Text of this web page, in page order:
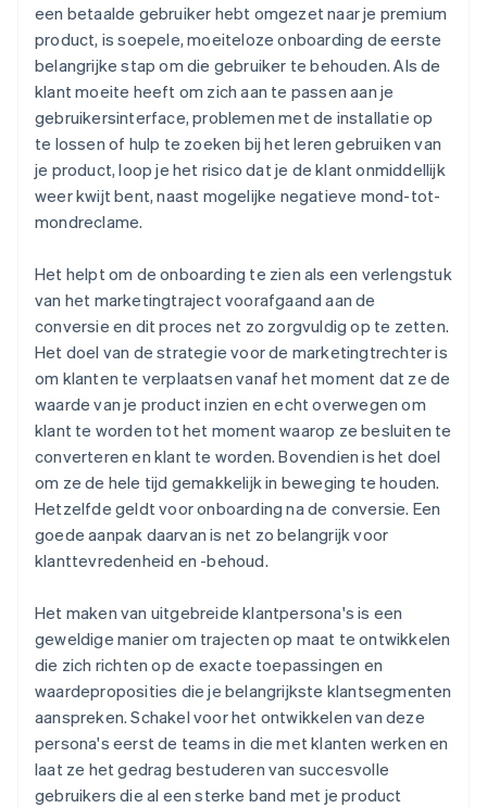
een betaalde gebruiker hebt omgezet naar je premium
product, is soepele, moeiteloze onboarding de eerste
belangrijke stap om die gebruiker te behouden. Als de
klant moeite heeft om zich aan te passen aan je
gebruikersinterface, problemen met de installatie op
te lossen of hulp te zoeken bij het leren gebruiken van
je product, loop je het risico dat je de klant onmiddellijk
weer kwijt bent, naast mogelijke negatieve mond-tot-
mondreclame.
Het helpt om de onboarding te zien als een verlengstuk
van het marketingtraject voorafgaand aan de
conversie en dit proces net zo zorgvuldig op te zetten.
Het doel van de strategie voor de marketingtrechter is
om klanten te verplaatsen vanaf het moment dat ze de
waarde van je product inzien en echt overwegen om
klant te worden tot het moment waarop ze besluiten te
converteren en klant te worden. Bovendien is het doel
om ze de hele tijd gemakkelijk in beweging te houden.
Hetzelfde geldt voor onboarding na de conversie. Een
goede aanpak daarvan is net zo belangrijk voor
klanttevredenheid en -behoud.
Het maken van uitgebreide klantpersona's is een
geweldige manier om trajecten op maat te ontwikkelen
die zich richten op de exacte toepassingen en
waardeproposities die je belangrijkste klantsegmenten
aanspreken. Schakel voor het ontwikkelen van deze
persona's eerst de teams in die met klanten werken en
laat ze het gedrag bestuderen van succesvolle
gebruikers die al een sterke band met je product